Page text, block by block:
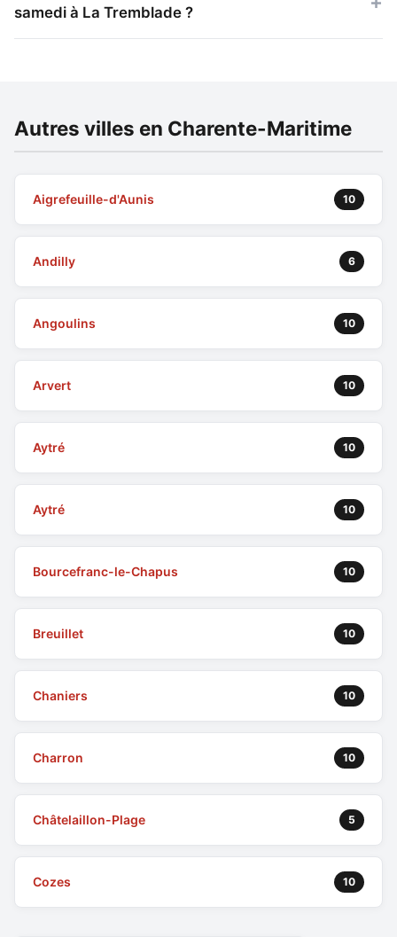
samedi à La Tremblade ?
Autres villes en Charente-Maritime
Aigrefeuille-d'Aunis 10
Andilly 6
Angoulins 10
Arvert 10
Aytré 10
Aytré 10
Bourcefranc-le-Chapus 10
Breuillet 10
Chaniers 10
Charron 10
Châtelaillon-Plage 5
Cozes 10